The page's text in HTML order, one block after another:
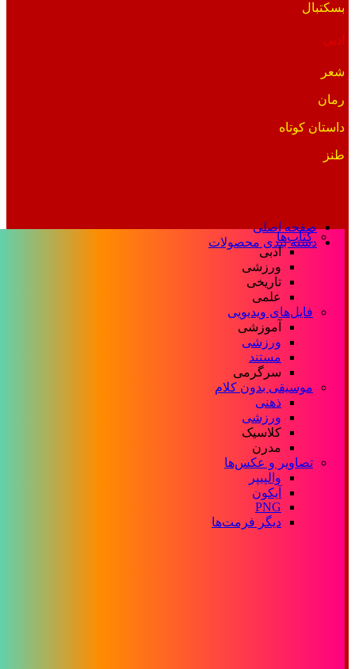
بسکتبال
ادبی
شعر
رمان
داستان کوتاه
طنز
صفحه اصلی
دسته بندی محصولات
کتاب‌ها
ادبی
ورزشی
تاریخی
علمی
فایل‌های ویدیویی
آموزشی
ورزشی
مستند
سرگرمی
موسیقی بدون کلام
ذهنی
ورزشی
کلاسیک
مدرن
تصاویر و عکس‌ها
والپیپر
آیکون
PNG
دیگر فرمت‌ها